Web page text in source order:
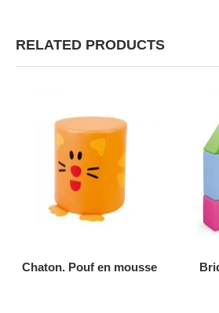
RELATED PRODUCTS
AJOUTER AU DEVIS
Chaton. Pouf en mousse